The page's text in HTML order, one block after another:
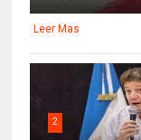
Leer Mas
2